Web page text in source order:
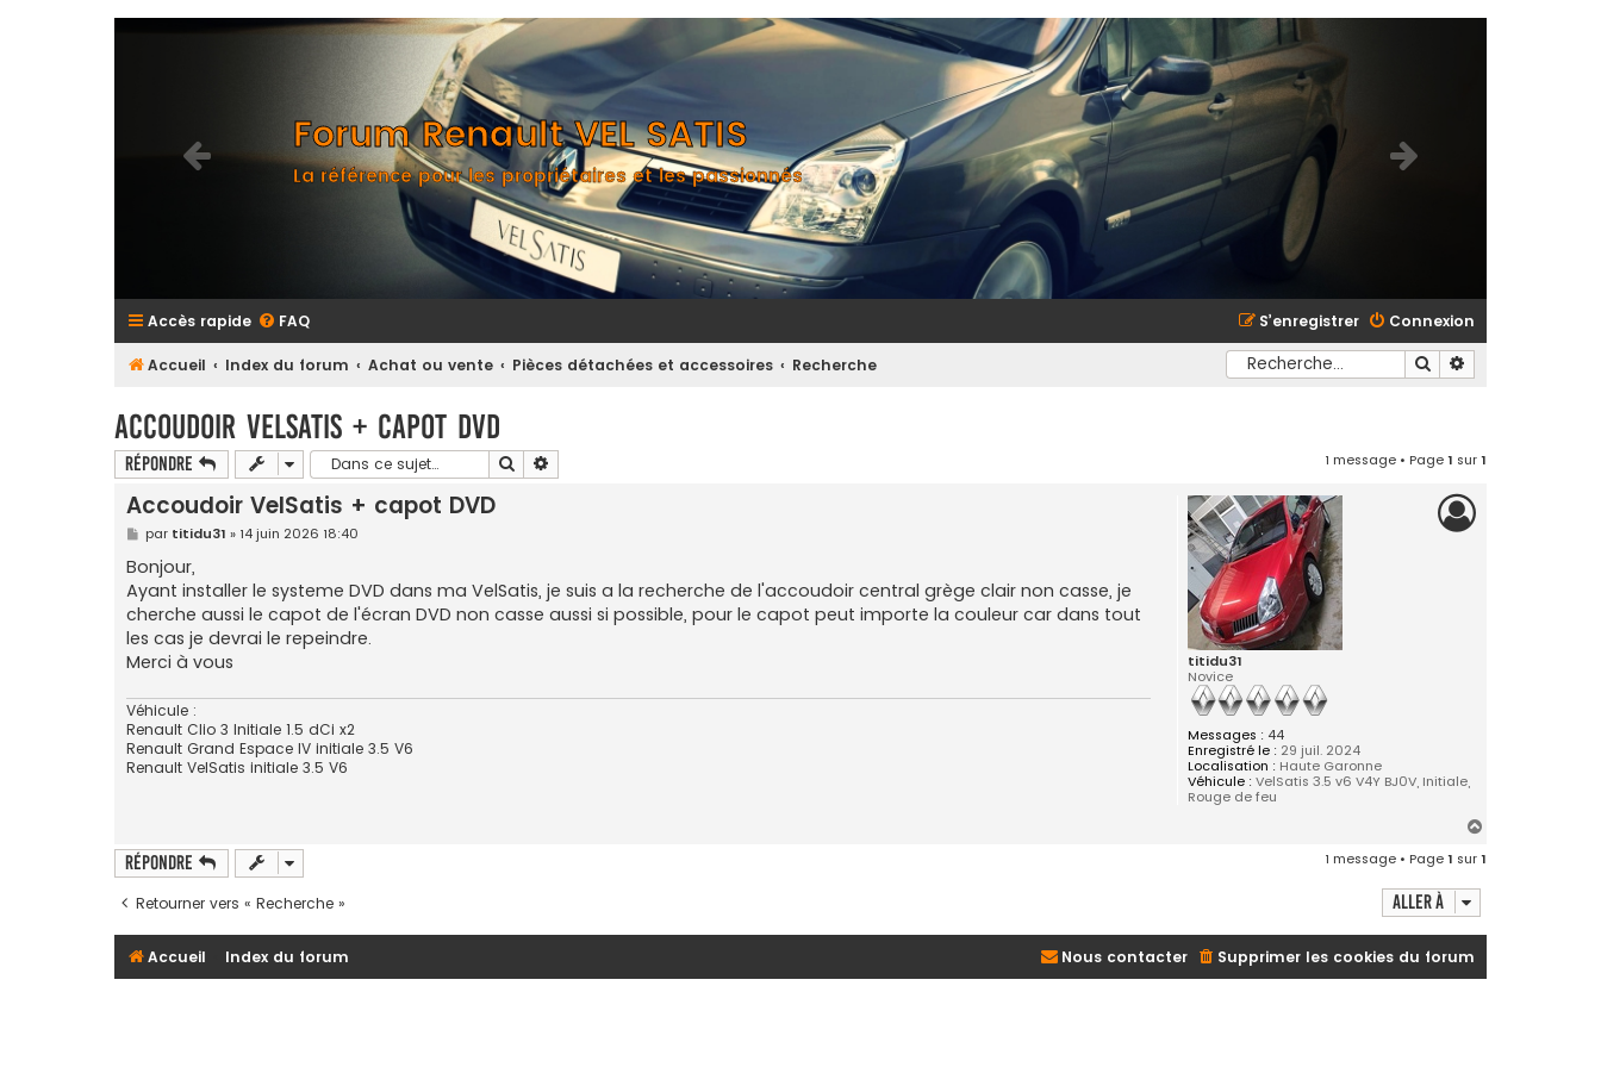
Forum Renault VEL SATIS
La référence pour les propriétaires et les passionnés
Accès rapide FAQ Connexion
S’enregistrer
Accueil Index du forum Achat ou vente Pièces détachées et accessoires Recherche Rechercher
Accoudoir VelSatis + capot DVD
Répondre Rechercher 1 message • Page1 sur1
titidu31
Novice
Messages : 44
Enregistré le : 29 juil. 2024
Localisation : Haute Garonne
Véhicule : VelSatis 3.5 v6 V4Y BJ0V, Initiale,
Rouge de feu
Accoudoir VelSatis + capot DVD
M
e
s
s
a
g
e
par titidu31 » 14 juin 2026 18:40
Bonjour,
Ayant installer le systeme DVD dans ma VelSatis, je suis a la recherche de l'accoudoir central grège clair non casse, je
cherche aussi le capot de l'écran DVD non casse aussi si possible, pour le capot peut importe la couleur car dans tout
les cas je devrai le repeindre.
Merci à vous
Véhicule :
Renault Clio 3 Initiale 1.5 dCi x2
Renault Grand Espace IV initiale 3.5 V6
Renault VelSatis initiale 3.5 V6
Répondre 1 message • Page1 sur1
Retourner vers « Recherche » Aller à
Accueil Index du forum Supprimer les cookies du forum
Nous contacter